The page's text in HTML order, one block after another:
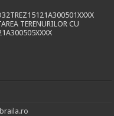
TERENURILOR CU